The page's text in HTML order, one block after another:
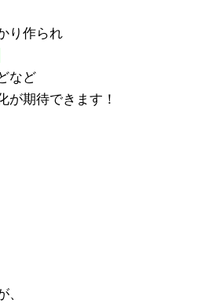
り作られ
など
が期待できます！
、